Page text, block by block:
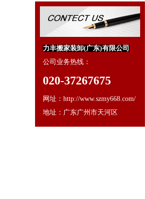
力丰搬家装卸(广东)有限公司
公司业务热线：
020-37267675
网址：http://www.szmy668.com/
地址：广东广州市天河区